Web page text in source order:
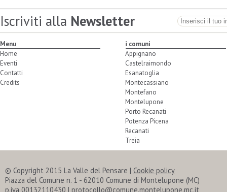
Iscriviti alla Newsletter
Menu
Home
Eventi
Contatti
Credits
i comuni
Appignano
Castelraimondo
Esanatoglia
Montecassiano
Montefano
Montelupone
Porto Recanati
Potenza Picena
Recanati
Treia
© Copyright 2015 La Valle del Pensare | Cookie policy
Piazza del Comune n. 1 - 62010 Comune di Montelupone (MC)
p.iva 00132110430 | protocollo@comune.montelupone.mc.it